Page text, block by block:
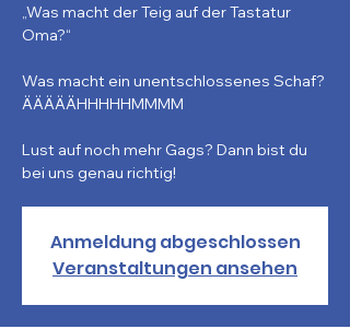
„Was macht der Teig auf der Tastatur
Oma?“
Was macht ein unentschlossenes Schaf?
ÄÄÄÄÄHHHHHMMMM
Lust auf noch mehr Gags? Dann bist du
bei uns genau richtig!
Anmeldung abgeschlossen
Veranstaltungen ansehen